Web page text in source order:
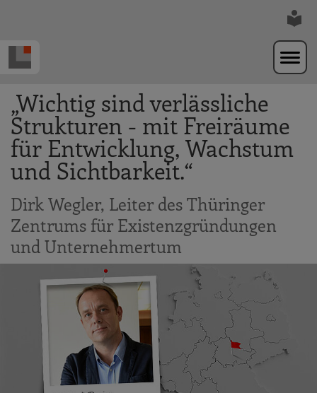
„Wichtig sind verlässliche
Strukturen - mit Freiräume
für Entwicklung, Wachstum
und Sichtbarkeit.“
Dirk Wegler, Leiter des Thüringer
Zentrums für Existenzgründungen
und Unternehmertum